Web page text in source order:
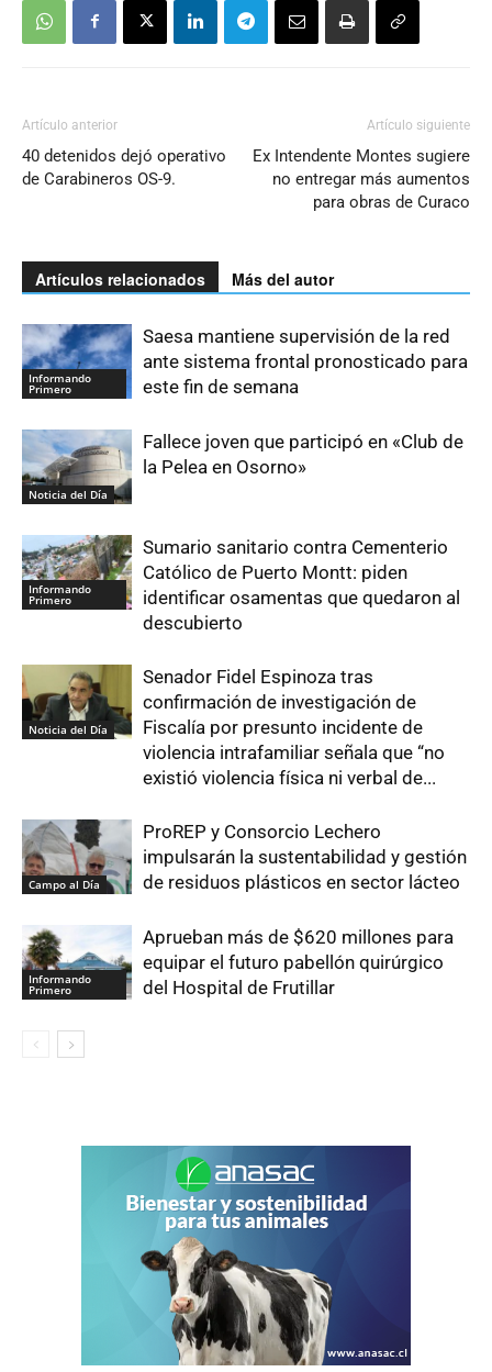
Artículo anterior
40 detenidos dejó operativo
de Carabineros OS-9.
Artículo siguiente
Ex Intendente Montes sugiere
no entregar más aumentos
para obras de Curaco
Artículos relacionados Más del autor
Informando
Primero
Saesa mantiene supervisión de la red
ante sistema frontal pronosticado para
este fin de semana
Noticia del Día
Fallece joven que participó en «Club de
la Pelea en Osorno»
Informando
Primero
Sumario sanitario contra Cementerio
Católico de Puerto Montt: piden
identificar osamentas que quedaron al
descubierto
Noticia del Día
Senador Fidel Espinoza tras
confirmación de investigación de
Fiscalía por presunto incidente de
violencia intrafamiliar señala que “no
existió violencia física ni verbal de...
Campo al Día
ProREP y Consorcio Lechero
impulsarán la sustentabilidad y gestión
de residuos plásticos en sector lácteo
Informando
Primero
Aprueban más de $620 millones para
equipar el futuro pabellón quirúrgico
del Hospital de Frutillar